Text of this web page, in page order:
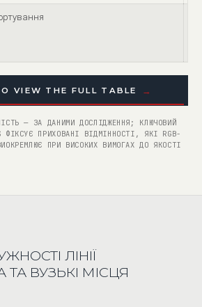
VIEW THE FULL TABLE →
— ЗА ДАНИМИ ДОСЛІДЖЕННЯ; КЛЮЧОВИЙ
ФІКСУЄ ПРИХОВАНІ ВІДМІННОСТІ, ЯКІ RGB-
ПРИ ВИСОКИХ ВИМОГАХ ДО ЯКОСТІ
ЛІНІЇ
ТА ВУЗЬКІ МІСЦЯ